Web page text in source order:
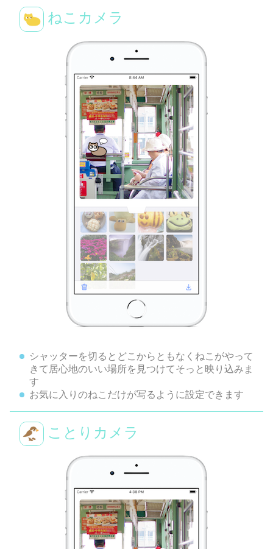
ねこカメラ
シャッターを切るとどこからともなくねこがやって
きて居心地のいい場所を見つけてそっと映り込みま
す
お気に入りのねこだけが写るように設定できます
ことりカメラ